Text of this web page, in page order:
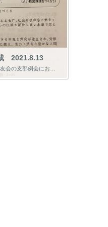
2021.8.13
先日、長野県中小企業家同友会の支部例会にお誘いいただき参加する機会がありました。 中小企業家同友会は、会員相互の交流、知識の向上、経済の発展などを目的に活動をしている任意団体です。 今回の例会では報告として、 「地域にお […]